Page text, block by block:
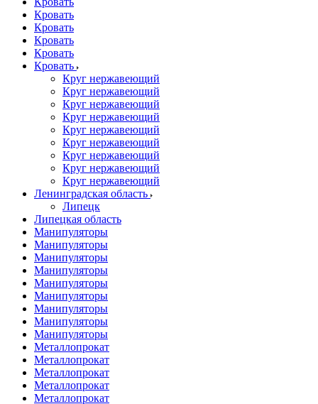
Кровать
Кровать
Кровать
Кровать
Кровать
Круг нержавеющий
Круг нержавеющий
Круг нержавеющий
Круг нержавеющий
Круг нержавеющий
Круг нержавеющий
Круг нержавеющий
Круг нержавеющий
Круг нержавеющий
Ленинградская область
Липецк
Липецкая область
Манипуляторы
Манипуляторы
Манипуляторы
Манипуляторы
Манипуляторы
Манипуляторы
Манипуляторы
Манипуляторы
Манипуляторы
Металлопрокат
Металлопрокат
Металлопрокат
Металлопрокат
Металлопрокат